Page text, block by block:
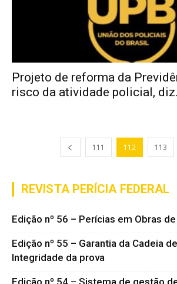
Projeto de reforma da
risco da atividade policial,
111 112 113
REVISTA PERÍCIA FEDERAL
Edição nº 56 – Perícias em Obras
Edição nº 55 – Garantia da Cadeia
Integridade da prova
Edição nº 54 – Sistema de gestão